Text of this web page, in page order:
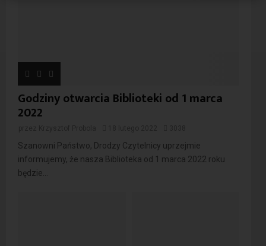
Godziny otwarcia Biblioteki od 1 marca
2022
Szanowni Państwo, Drodzy Czytelnicy uprzejmie
informujemy, że nasza Biblioteka od 1 marca 2022 roku
będzie...